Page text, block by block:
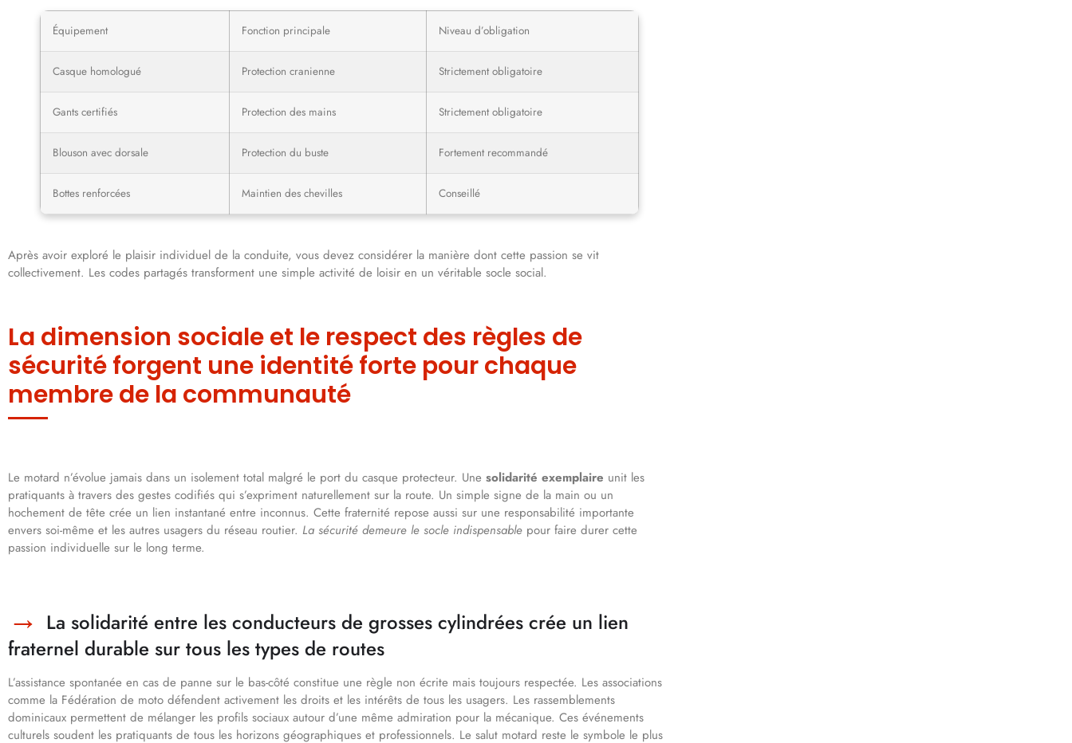
Équipement Fonction principale Niveau d’obligation
Casque homologué Protection cranienne Strictement obligatoire
Gants certifiés Protection des mains Strictement obligatoire
Blouson avec dorsale Protection du buste Fortement recommandé
Bottes renforcées Maintien des chevilles Conseillé
Après avoir exploré le plaisir individuel de la conduite, vous devez considérer la manière dont cette passion se vit
collectivement. Les codes partagés transforment une simple activité de loisir en un véritable socle social.
La dimension sociale et le respect des règles de
sécurité forgent une identité forte pour chaque
membre de la communauté
Le motard n’évolue jamais dans un isolement total malgré le port du casque protecteur. Une solidarité exemplaire unit les
pratiquants à travers des gestes codifiés qui s’expriment naturellement sur la route. Un simple signe de la main ou un
hochement de tête crée un lien instantané entre inconnus. Cette fraternité repose aussi sur une responsabilité importante
envers soi-même et les autres usagers du réseau routier. La sécurité demeure le socle indispensable pour faire durer cette
passion individuelle sur le long terme.
La solidarité entre les conducteurs de grosses cylindrées crée un lien
fraternel durable sur tous les types de routes
L’assistance spontanée en cas de panne sur le bas-côté constitue une règle non écrite mais toujours respectée. Les associations
comme la Fédération de moto défendent activement les droits et les intérêts de tous les usagers. Les rassemblements
dominicaux permettent de mélanger les profils sociaux autour d’une même admiration pour la mécanique. Ces événements
culturels soudent les pratiquants de tous les horizons géographiques et professionnels. Le salut motard reste le symbole le plus